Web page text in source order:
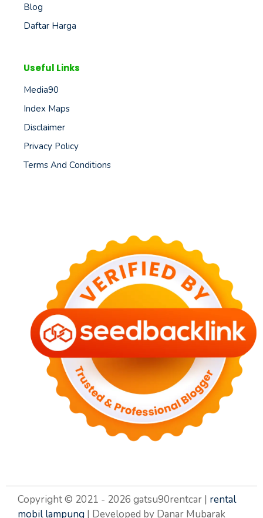
Blog
Daftar Harga
Useful Links
Media90
Index Maps
Disclaimer
Privacy Policy
Terms And Conditions
Copyright © 2021 - 2026 gatsu90rentcar | rental
mobil lampung | Developed by Danar Mubarak